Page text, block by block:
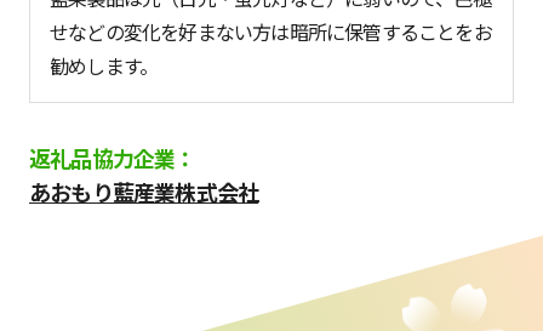
せなどの変化を好まない方は暗所に保管することをお
勧めします。
返礼品協力企業：
あおもり藍産業株式会社